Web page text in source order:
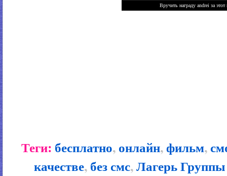
Теги: бесплатно,онлайн,фильм,
качестве,без смс,Лагерь